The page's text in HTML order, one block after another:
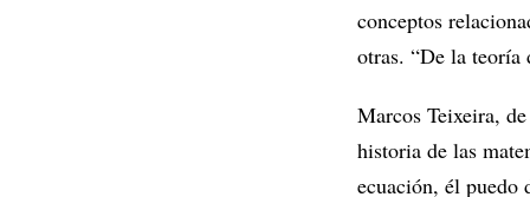
conceptos
otras. “De la teoría
Marcos Teixeira,
historia de las
ecuación, él puedo